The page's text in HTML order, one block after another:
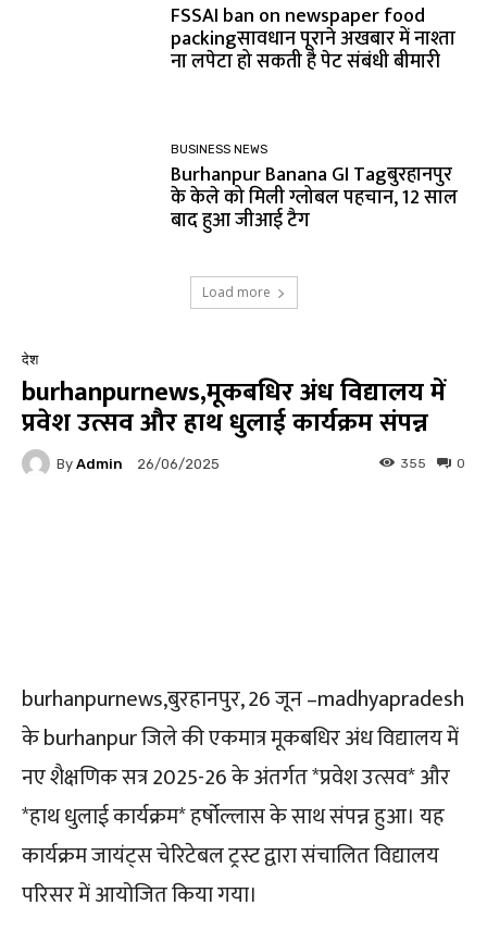
FSSAI ban on newspaper food
packingसावधान पूराने अखबार में नाश्ता
ना लपेटा हो सकती है पेट संबंधी बीमारी
BUSINESS NEWS
Burhanpur Banana GI Tagबुरहानपुर
के केले को मिली ग्लोबल पहचान, 12 साल
बाद हुआ जीआई टैग
Load more
देश
burhanpurnews,मूकबधिर अंध विद्यालय में
प्रवेश उत्सव और हाथ धुलाई कार्यक्रम संपन्न
By Admin 26/06/2025 0
355
burhanpurnews,बुरहानपुर, 26 जून –madhyapradesh
के burhanpur जिले की एकमात्र मूकबधिर अंध विद्यालय में
नए शैक्षणिक सत्र 2025-26 के अंतर्गत *प्रवेश उत्सव* और
*हाथ धुलाई कार्यक्रम* हर्षोल्लास के साथ संपन्न हुआ। यह
कार्यक्रम जायंट्स चेरिटेबल ट्रस्ट द्वारा संचालित विद्यालय
परिसर में आयोजित किया गया।